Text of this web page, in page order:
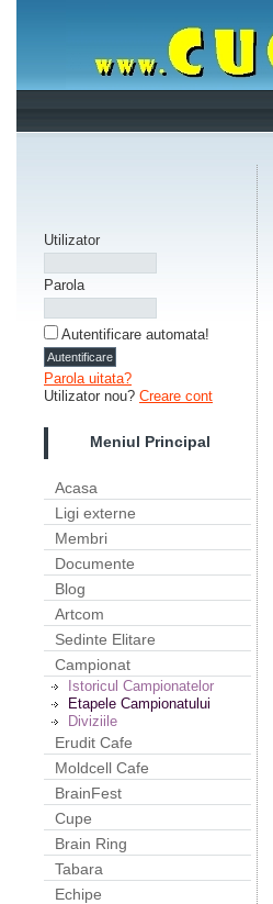
Utilizator
Parola
Autentificare automata!
Parola uitata?
Utilizator nou? Creare cont
Meniul Principal
Acasa
Ligi externe
Membri
Documente
Blog
Artcom
Sedinte Elitare
Campionat
Istoricul Campionatelor
Etapele Campionatului
Diviziile
Erudit Cafe
Moldcell Cafe
BrainFest
Cupe
Brain Ring
Tabara
Echipe